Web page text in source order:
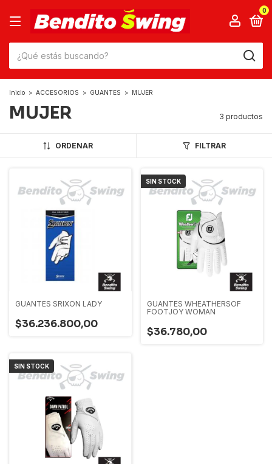
0
Inicio > ACCESORIOS > GUANTES > MUJER
MUJER 3 productos
ORDENAR FILTRAR
GUANTES SRIXON LADY
$36.236.800,00
SIN STOCK
GUANTES WHEATHERSOF
FOOTJOY WOMAN
$36.780,00
SIN STOCK